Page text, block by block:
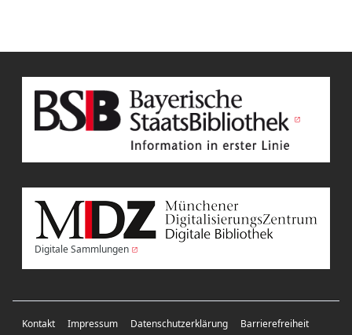
Digitale Sammlungen
Kontakt Impressum Datenschutzerklärung Barrierefreiheit